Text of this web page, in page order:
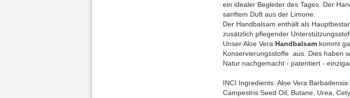
ein idealer Begleiter des Tages. Der
sanftem Duft aus der Limone.
Der Handbalsam enthält als
zusätzlich pflegender
Unser Aloe Vera Handbalsam kommt
Konservierungsstoffe aus. Dies haben
Natur nachgemacht - patentiert -
INCI Ingredients: Aloe Vera
Campestris Seed Oil, Butane, Urea,